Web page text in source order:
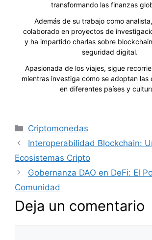
transformando las finanzas
Además de su trabajo como
colaborado en proyectos de
y ha impartido charlas sobre
seguridad digital.
Apasionada de los viajes, sigue
mientras investiga cómo se adoptan las
en diferentes países y
Categorías
Criptomonedas
Interoperabilidad Blockchain:
Ecosistemas Cripto
Gobernanza DAO en DeFi: El
Comunidad
Deja un comentario